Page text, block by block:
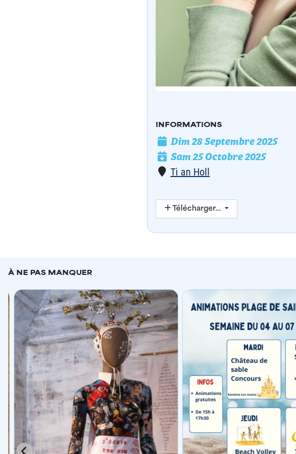
INFORMATIONS
Date de l'événement
Dim 28 Septembre 2025
Date de fin
Sam 25 Octobre 2025
Lieu
Ti an Holl
Télécharger…
À NE PAS MANQUER